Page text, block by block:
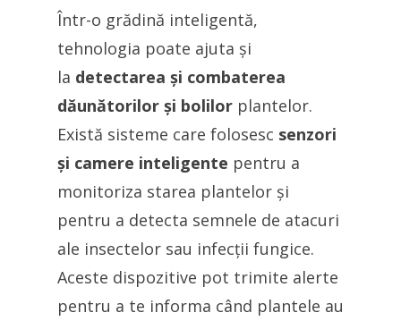
Într-o grădină inteligentă,
tehnologia poate ajuta și
la detectarea și combaterea
dăunătorilor și bolilor plantelor.
Există sisteme care folosesc senzori
și camere inteligente pentru a
monitoriza starea plantelor și
pentru a detecta semnele de atacuri
ale insectelor sau infecții fungice.
Aceste dispozitive pot trimite alerte
pentru a te informa când plantele au